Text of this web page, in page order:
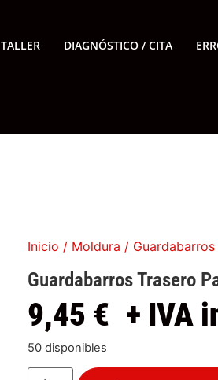
TALLER DIAGNÓSTICO / CITA
Inicio / Moldura /
Guardabarros Trasero
9,45 € + IVA
50 disponibles